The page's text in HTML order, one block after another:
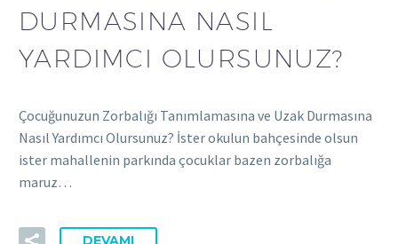
DURMASINA NASIL
YARDIMCI OLURSUNUZ?
Çocuğunuzun Zorbalığı Tanımlamasına ve Uzak Durmasına
Nasıl Yardımcı Olursunuz? İster okulun bahçesinde olsun
ister mahallenin parkında çocuklar bazen zorbalığa
maruz…
DEVAMI